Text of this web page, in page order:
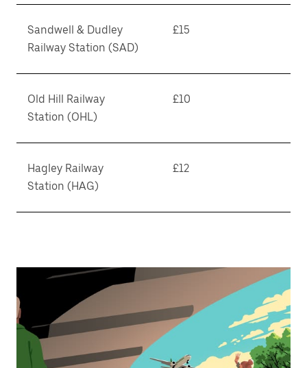
Sandwell & Dudley
Railway Station (SAD)
£15
Old Hill Railway
Station (OHL)
£10
Hagley Railway
Station (HAG)
£12